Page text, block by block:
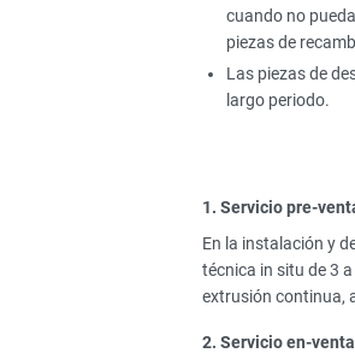
cuando no
piezas de
Las piezas de
largo periodo.
1. Servicio pre-
En la instalación y
técnica in situ de 3
extrusión continua,
2. Servicio en-venta